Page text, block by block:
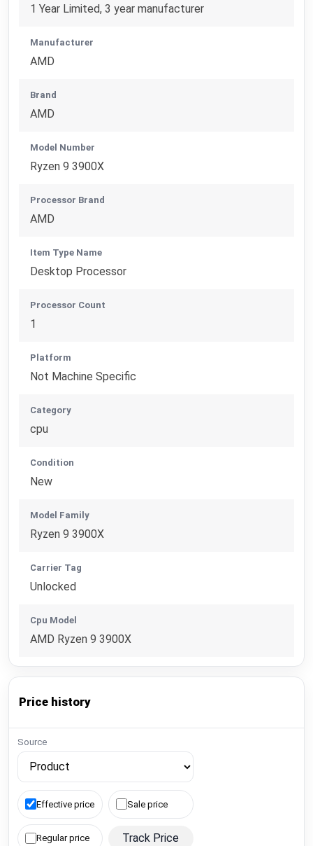
1 Year Limited, 3 year manufacturer
Manufacturer
AMD
Brand
AMD
Model Number
Ryzen 9 3900X
Processor Brand
AMD
Item Type Name
Desktop Processor
Processor Count
1
Platform
Not Machine Specific
Category
cpu
Condition
New
Model Family
Ryzen 9 3900X
Carrier Tag
Unlocked
Cpu Model
AMD Ryzen 9 3900X
Price history
Source
Effective price Sale price
Regular price Track Price